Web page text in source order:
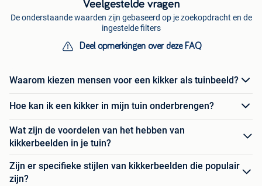
Veelgestelde vragen
De onderstaande waarden zijn gebaseerd op je zoekopdracht en de
ingestelde filters
Deel opmerkingen over deze FAQ
Waarom kiezen mensen voor een kikker als tuinbeeld?
Hoe kan ik een kikker in mijn tuin onderbrengen?
Wat zijn de voordelen van het hebben van
kikkerbeelden in je tuin?
Zijn er specifieke stijlen van kikkerbeelden die populair
zijn?